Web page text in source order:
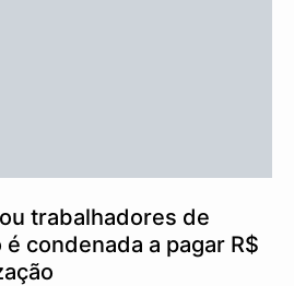
trabalhadores de
condenada a pagar R$